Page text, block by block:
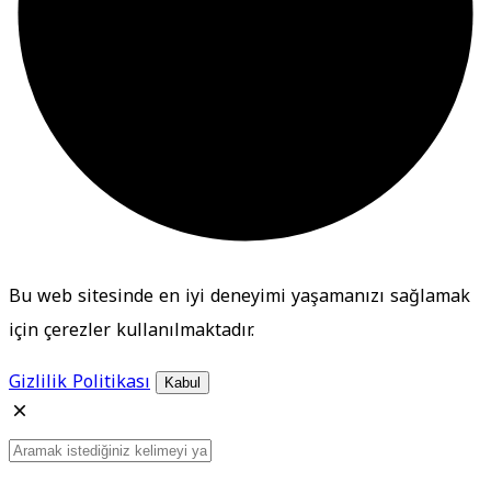
Bu web sitesinde en iyi deneyimi yaşamanızı sağlamak
için çerezler kullanılmaktadır.
Gizlilik Politikası
Kabul